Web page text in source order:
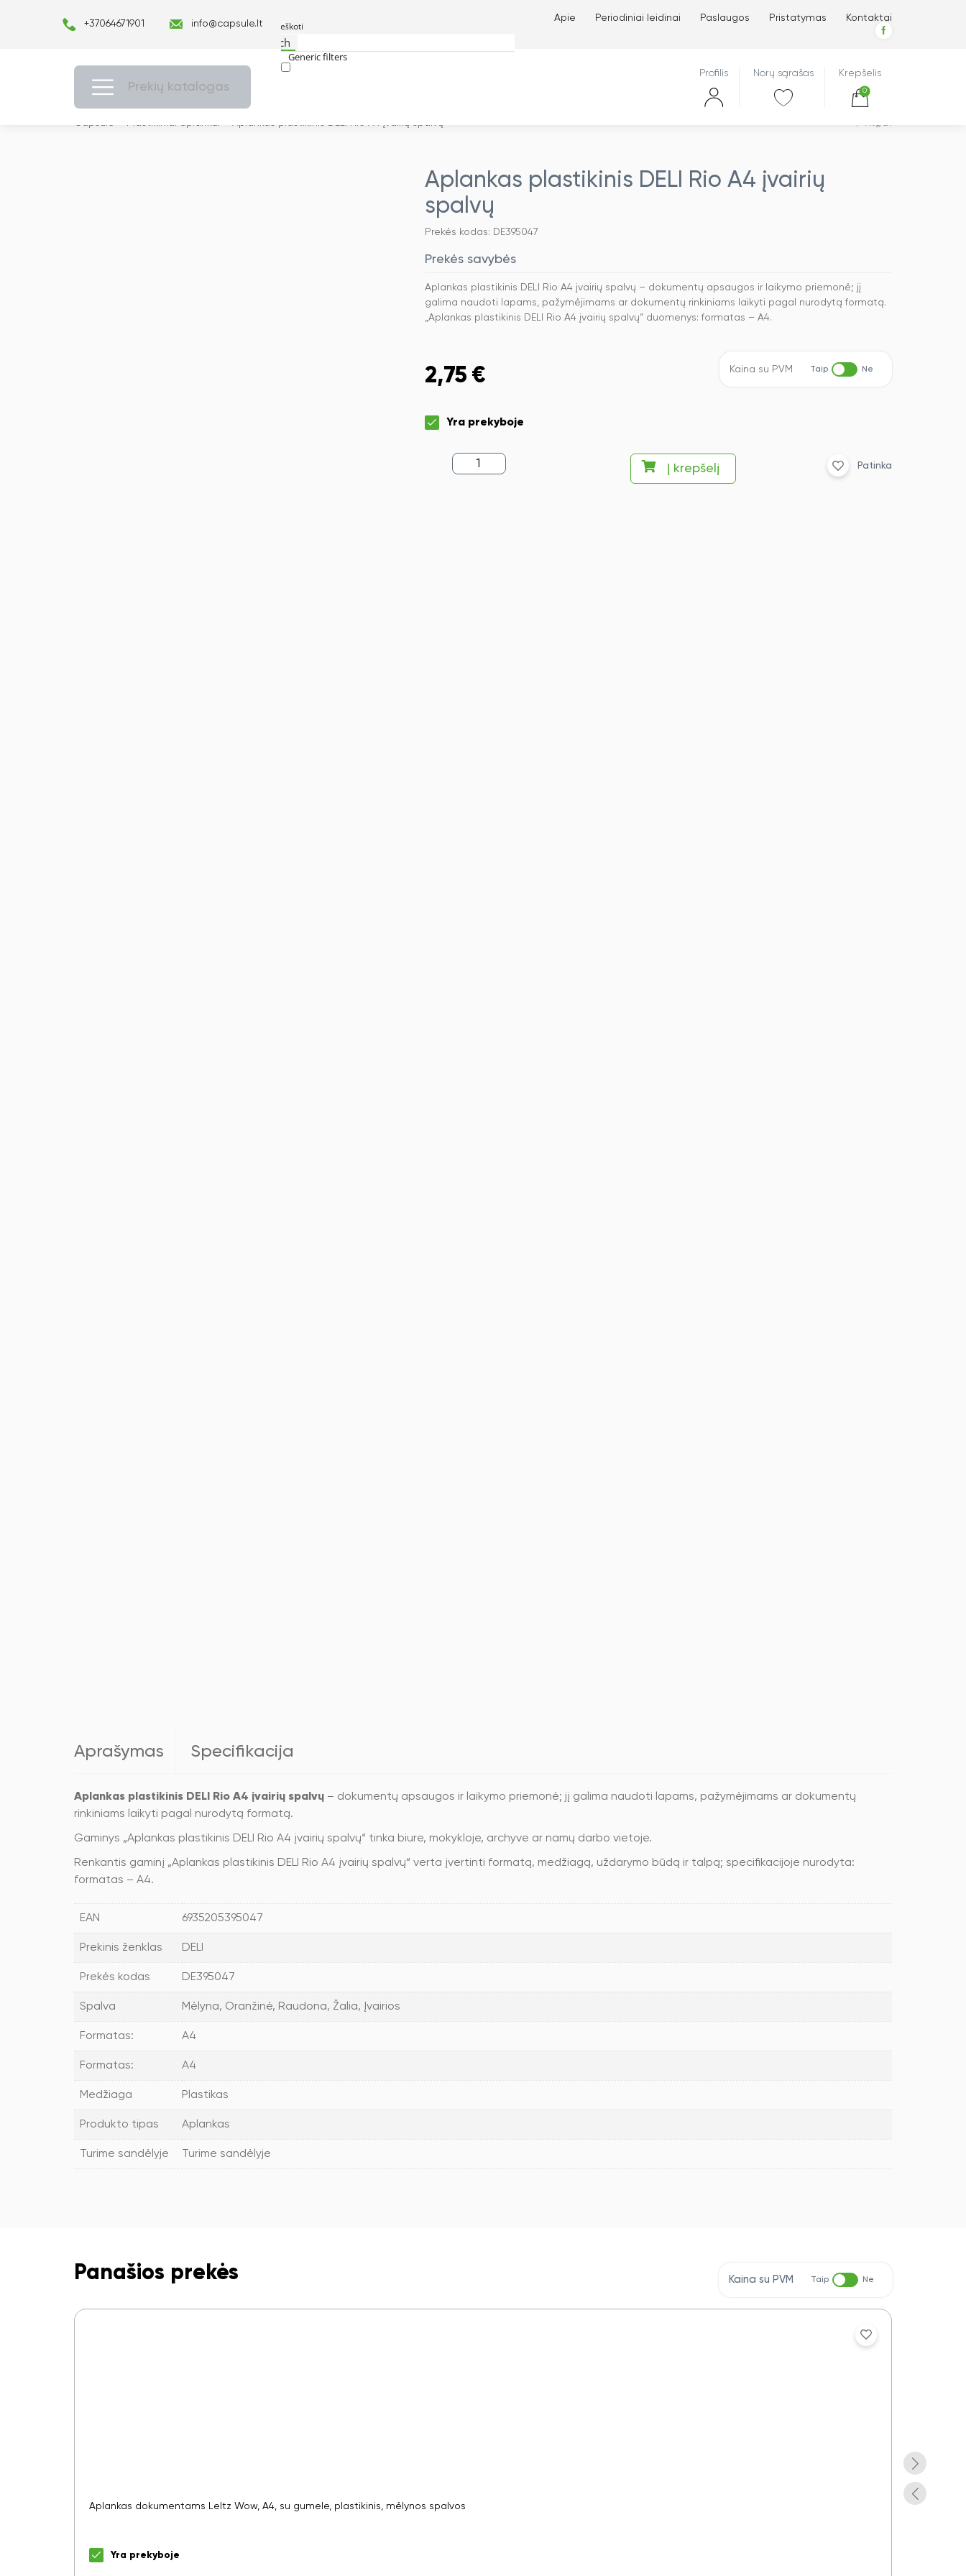
+37064671901 info@capsule.lt
Search
Generic filters
Apie Periodiniai leidinai Paslaugos Pristatymas Kontaktai
Prekių katalogas
Profilis Norų sąrašas Krepšelis
0
Capsulė Plastikiniai aplankai Aplankas plastikinis DELI Rio A4 įvairių spalvų Atgal
Aplankas plastikinis DELI Rio A4 įvairių
spalvų
Prekės kodas: DE395047
Prekės savybės
Aplankas plastikinis DELI Rio A4 įvairių spalvų – dokumentų apsaugos ir laikymo priemonė; jį
galima naudoti lapams, pažymėjimams ar dokumentų rinkiniams laikyti pagal nurodytą formatą.
„Aplankas plastikinis DELI Rio A4 įvairių spalvų“ duomenys: formatas – A4.
2,75 € Kaina su PVM Taip Ne
Yra prekyboje
produkto
kiekis:
Į krepšelį Patinka
Aprašymas Specifikacija
Aplankas plastikinis DELI Rio A4 įvairių spalvų – dokumentų apsaugos ir laikymo priemonė; jį galima naudoti lapams, pažymėjimams ar dokumentų
rinkiniams laikyti pagal nurodytą formatą.
Gaminys „Aplankas plastikinis DELI Rio A4 įvairių spalvų“ tinka biure, mokykloje, archyve ar namų darbo vietoje.
Renkantis gaminį „Aplankas plastikinis DELI Rio A4 įvairių spalvų“ verta įvertinti formatą, medžiagą, uždarymo būdą ir talpą; specifikacijoje nurodyta:
formatas – A4.
EAN 6935205395047
Prekinis ženklas DELI
Prekės kodas DE395047
Spalva Mėlyna, Oranžinė, Raudona, Žalia, Įvairios
Formatas: A4
Formatas: A4
Medžiaga Plastikas
Produkto tipas Aplankas
Turime sandėlyje Turime sandėlyje
Panašios prekės Kaina su PVM Taip Ne
Aplankas dokumentams LeItz Wow, A4, su gumele, plastikinis, mėlynos spalvos
Yra prekyboje
Aplankas